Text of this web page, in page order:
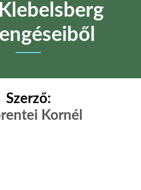
Szerző:
Kornél